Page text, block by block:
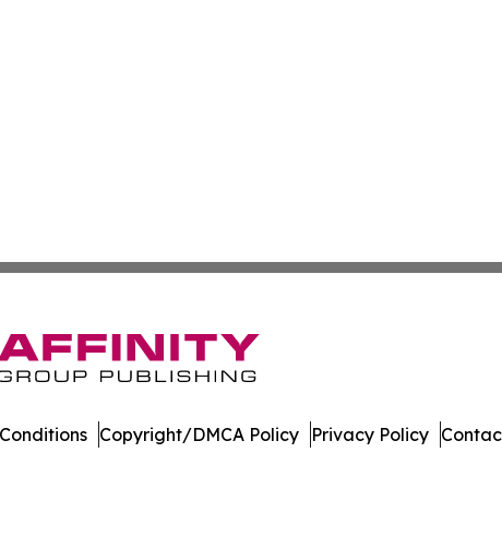
Copyright/DMCA Policy Privacy Policy